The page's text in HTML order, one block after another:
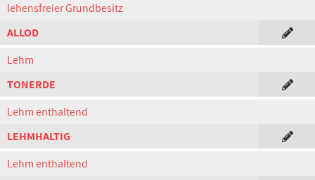
lehensfreier Grundbesitz
ALLOD
Lehm
TONERDE
Lehm enthaltend
LEHMHALTIG
Lehm enthaltend